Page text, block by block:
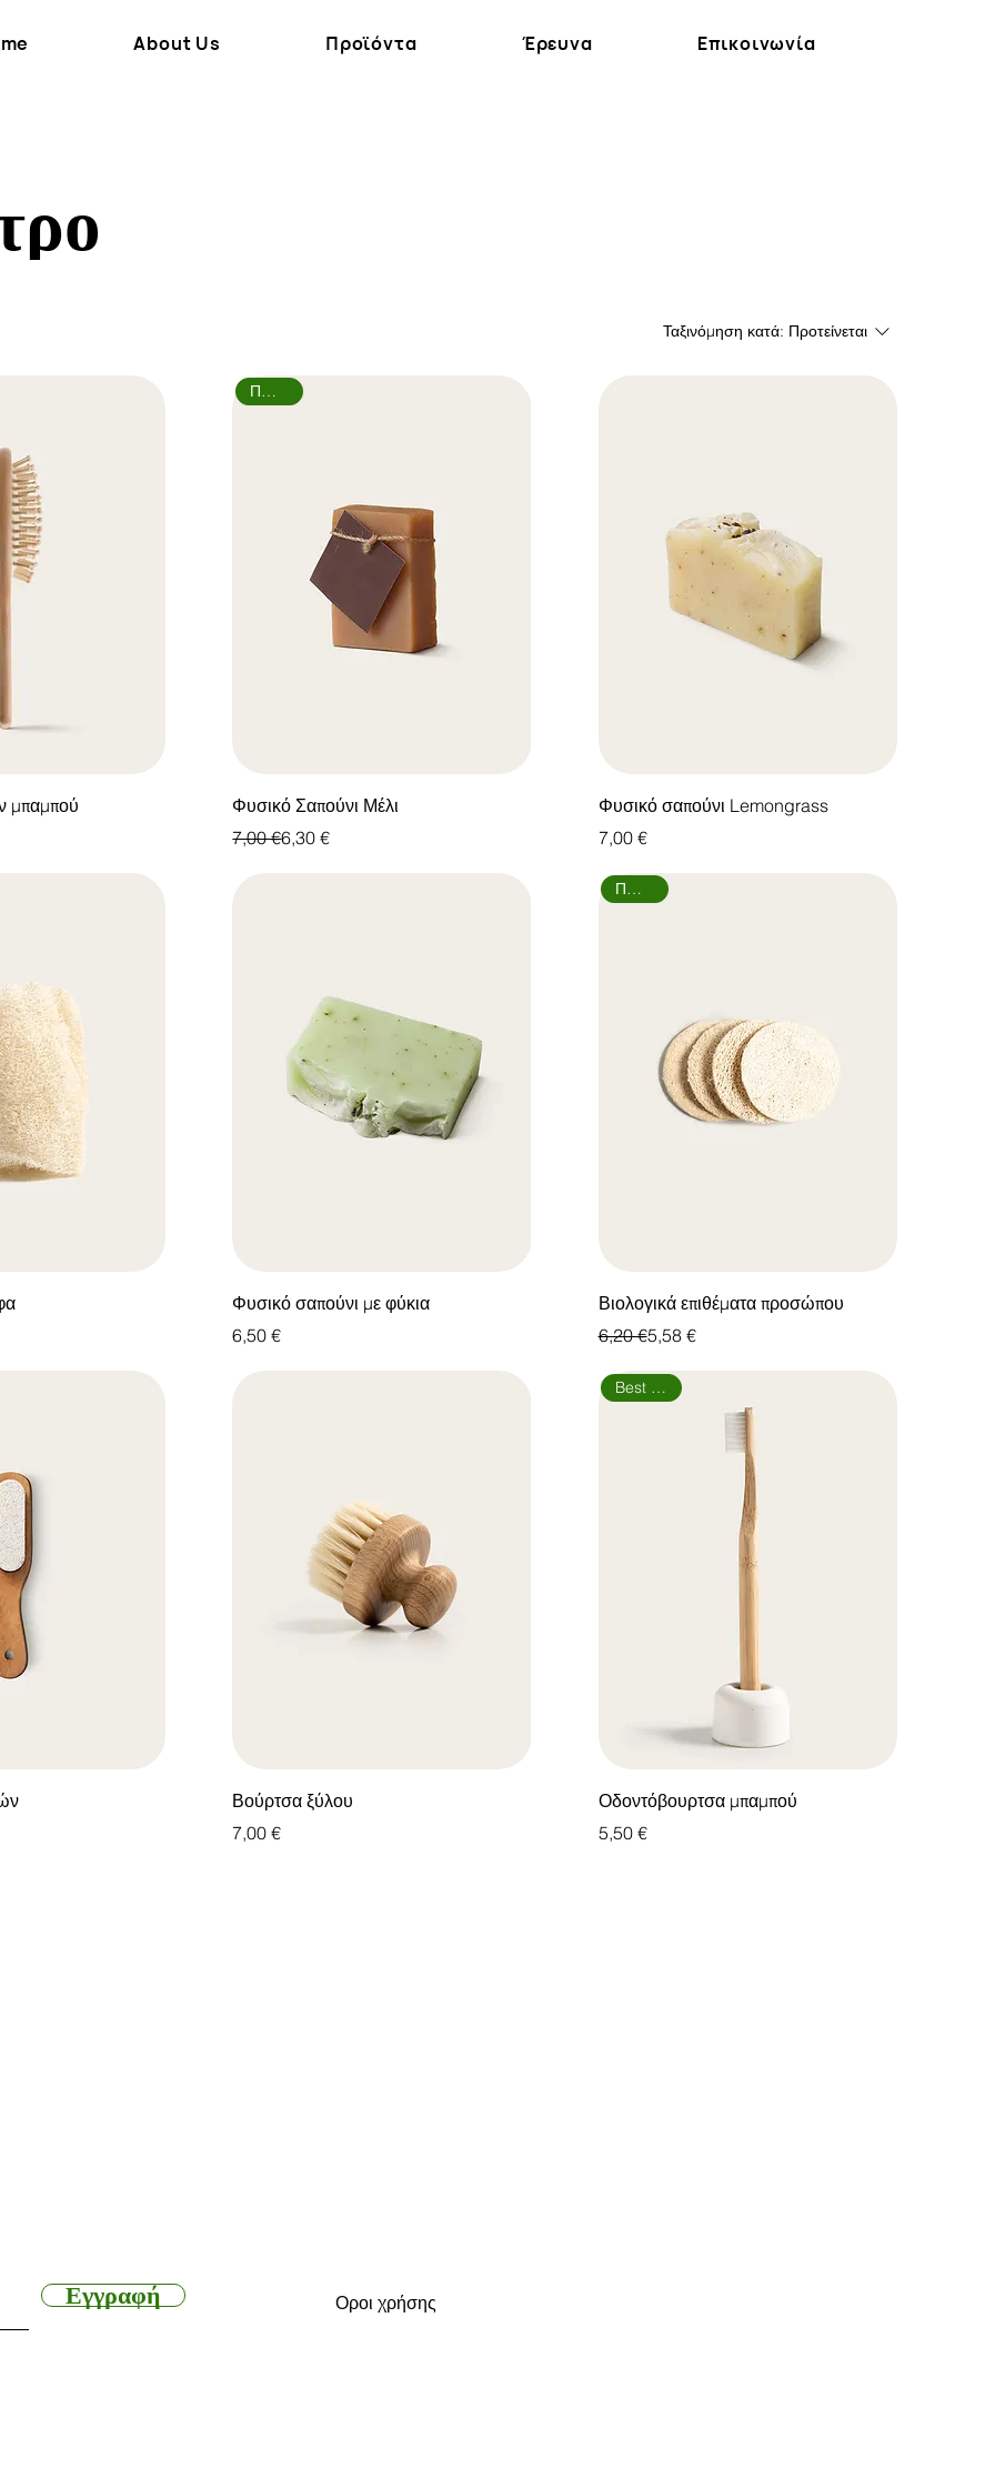
About Us Προϊόντα Έρευνα Επικοινωνία
Ταξινόμηση κατά: Προτείνεται
μπαμπού
Πώληση
Φυσικό Σαπούνι Μέλι
Κανονική τιμή
7,00 €
Τιμή Έκπτωσης
6,30 €
Φυσικό σαπούνι Lemongrass
Τιμή
7,00 €
Φυσικό σαπούνι με φύκια
Τιμή
6,50 €
Πώληση
Βιολογικά επιθέματα προσώπου
Κανονική τιμή
6,20 €
Τιμή Έκπτωσης
5,58 €
Βούρτσα ξύλου
Τιμή
7,00 €
Best Seller
Οδοντόβουρτσα μπαμπού
Τιμή
5,50 €
Εγγραφή Οροι χρήσης